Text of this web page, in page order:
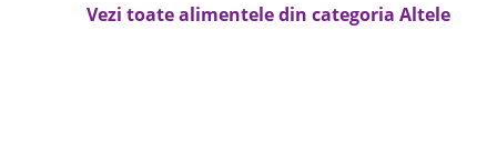
Vezi toate alimentele din categoria Altele